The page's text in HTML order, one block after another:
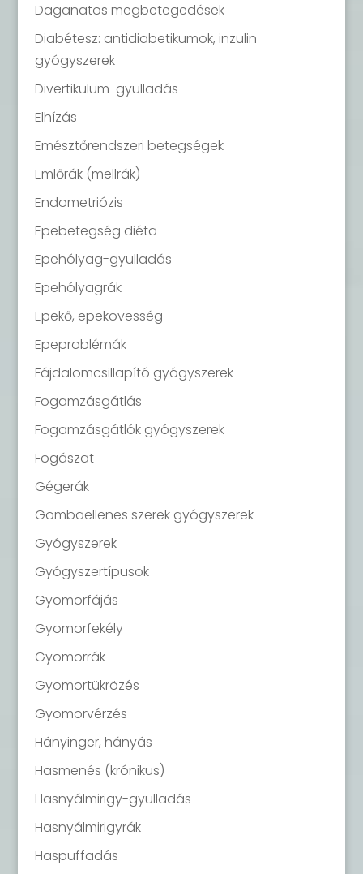
Daganatos megbetegedések
Diabétesz: antidiabetikumok, inzulin
gyógyszerek
Divertikulum-gyulladás
Elhízás
Emésztőrendszeri betegségek
Emlőrák (mellrák)
Endometriózis
Epebetegség diéta
Epehólyag-gyulladás
Epehólyagrák
Epekő, epekövesség
Epeproblémák
Fájdalomcsillapító gyógyszerek
Fogamzásgátlás
Fogamzásgátlók gyógyszerek
Fogászat
Gégerák
Gombaellenes szerek gyógyszerek
Gyógyszerek
Gyógyszertípusok
Gyomorfájás
Gyomorfekély
Gyomorrák
Gyomortükrözés
Gyomorvérzés
Hányinger, hányás
Hasmenés (krónikus)
Hasnyálmirigy-gyulladás
Hasnyálmirigyrák
Haspuffadás